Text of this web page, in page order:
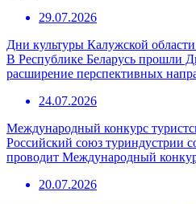
29.07.2026
Дни культуры Калужской
В Республике Беларусь прошли
расширение перспективных
24.07.2026
Международный конкурс
Российский союз туриндустрии
проводит Международный
20.07.2026